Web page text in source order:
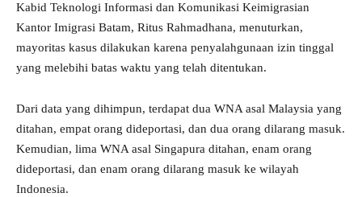
Kabid Teknologi Informasi dan Komunikasi Keimigrasian
Kantor Imigrasi Batam, Ritus Rahmadhana, menuturkan,
mayoritas kasus dilakukan karena penyalahgunaan izin tinggal
yang melebihi batas waktu yang telah ditentukan.
Dari data yang dihimpun, terdapat dua WNA asal Malaysia yang
ditahan, empat orang dideportasi, dan dua orang dilarang masuk.
Kemudian, lima WNA asal Singapura ditahan, enam orang
dideportasi, dan enam orang dilarang masuk ke wilayah
Indonesia.